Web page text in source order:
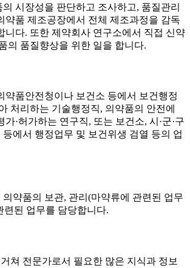
시장성을 판단하고 조사하고, 품질관리
약품 제조공장에서 전체 제조과정을 감독
니다. 또한 제약회사 연구소에서 직접 신약
의 품질향상을 위한 일을 합니다.
약품안전청이나 보건소 등에서 보건행정
처리하는 기술행정직, 의약품의 안전에
·허가하는 연구직, 또는 보건소, 시·군·구
등에서 행정업무 및 보건위생 검열 등의 업
약품의 보관, 관리(마약류에 관련된 업무
련된 업무를 담당합니다.
쳐 전문가로서 필요한 많은 지식과 정보